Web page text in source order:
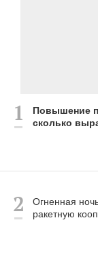
Повышение
сколько
Огненная
ракетную